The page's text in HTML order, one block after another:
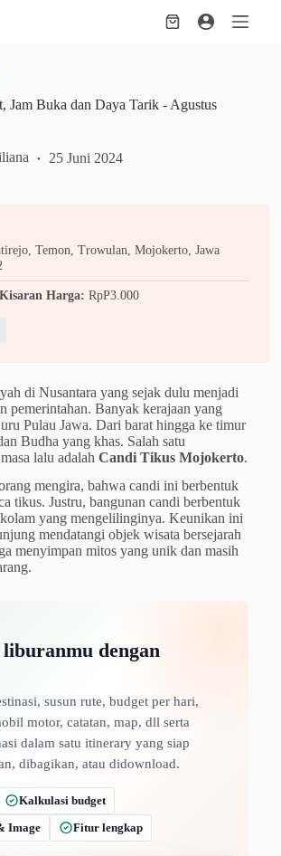
Shopping
Buka dan Daya Tarik - Agustus
25 Juni 2024
Temon, Trowulan, Mojokerto, Jawa
Kisaran Harga: RpP3.000
di Nusantara yang sejak dulu menjadi
pemerintahan. Banyak kerajaan yang
Pulau Jawa. Dari barat hingga ke timur
Budha yang khas. Salah satu
lalu adalah Candi Tikus Mojokerto.
mengira, bahwa candi ini berbentuk
tikus. Justru, bangunan candi berbentuk
yang mengelilinginya. Keunikan ini
mendatangi objek wisata bersejarah
menyimpan mitos yang unik dan masih
dengan
susun rute, budget per hari,
motor, catatan, map, dll serta
dalam satu itinerary yang siap
dibagikan, atau didownload.
Kalkulasi budget
Image
Fitur lengkap